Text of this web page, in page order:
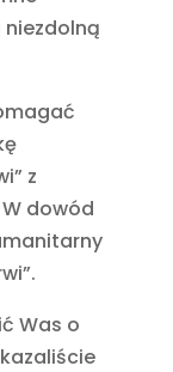
z
dowód
Was o